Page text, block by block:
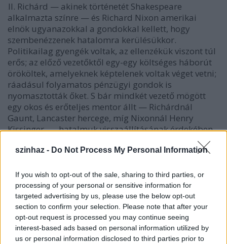
szinhaz - Do Not Process My Personal Information
If you wish to opt-out of the sale, sharing to third parties, or
processing of your personal or sensitive information for
targeted advertising by us, please use the below opt-out
section to confirm your selection. Please note that after your
opt-out request is processed you may continue seeing
interest-based ads based on personal information utilized by
us or personal information disclosed to third parties prior to
II. Richárd — akinek történetét Shakespeare
alkalmazta színre — és Richard Nixon amerikai
elnök ugyanazokkal a gondokkal kellett, hogy
szembenézzenek hatalomra kerülésükkor.
Politikailag gyengék voltak, az ellenzékük viszont túl
erős; az előző vezetőktől egy-egy költséges háborút
örököltek, amelyeknek képtelenek voltak véget vetni;
ráadásul folyamatos pénzügyi gondok is
nyomasztották őket. S bár mindkét vezető mögött
egy okos és erőteljes mentor állt — Richárdnál
Gaunt, Lancaster hercege, míg Nixonnál Henry
Kissinger —, hatalmuk visszaállításának érdekében
mégis mindketten törvénytelen — igaz, az adott
korokban megszokott — politikai cselre szánták el
balul sült el, és a vezetők már képtelenek voltak
megakadályozni, hogy őket magukat is
beszippantsák a kipattant botrányok, melyek végül
elkerülhetetlenül a lemondásukhoz vezettek —
Anglia ill. az Egyesült Államok történetében először.